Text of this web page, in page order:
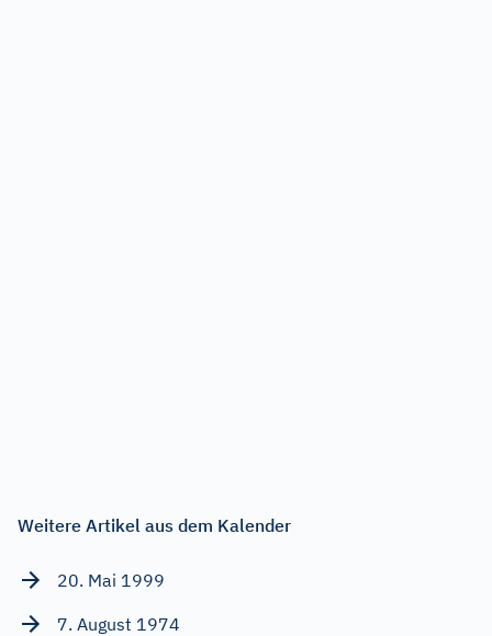
Weitere Artikel aus dem Kalender
20. Mai 1999
7. August 1974